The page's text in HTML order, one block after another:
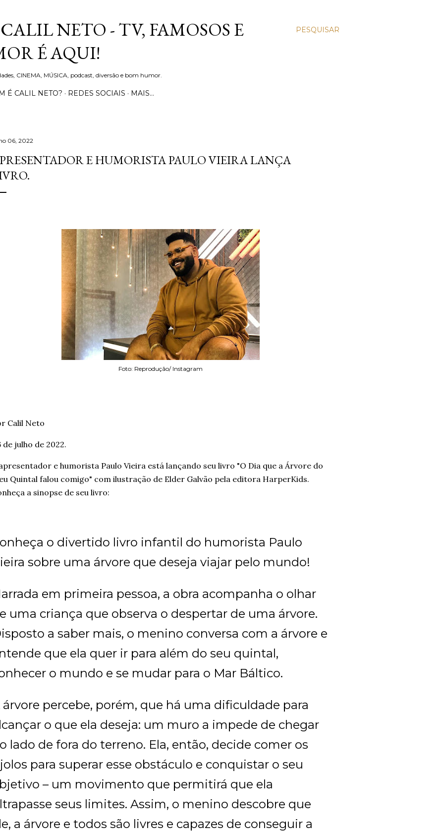
PESQUISAR
NETO - TV, FAMOSOS E
É AQUI!
CINEMA, MÚSICA, podcast, diversão e bom humor.
É CALIL NETO? REDES SOCIAIS MAIS…
06, 2022
E HUMORISTA PAULO VIEIRA LANÇA
Foto: Reprodução/ Instagram
Calil Neto
de julho de 2022.
e humorista Paulo Vieira está lançando seu livro "O Dia que a Árvore do
Quintal falou comigo" com ilustração de Elder Galvão pela editora HarperKids.
a sinopse de seu livro:
o divertido livro infantil do humorista Paulo
sobre uma árvore que deseja viajar pelo mundo!
em primeira pessoa, a obra acompanha o olhar
uma criança que observa o despertar de uma árvore.
a saber mais, o menino conversa com a árvore e
que ela quer ir para além do seu quintal,
o mundo e se mudar para o Mar Báltico.
árvore percebe, porém, que há uma dificuldade para
o que ela deseja: um muro a impede de chegar
lado de fora do terreno. Ela, então, decide comer os
para superar esse obstáculo e conquistar o seu
– um movimento que permitirá que ela
seus limites. Assim, o menino descobre que
a árvore e todos são livres e capazes de conseguir a